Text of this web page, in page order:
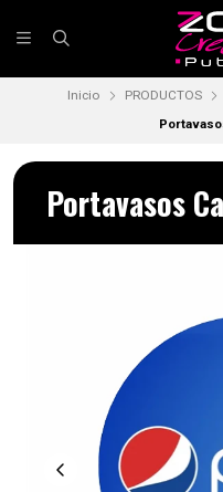
Inicio PRODUCTOS
Portavasos